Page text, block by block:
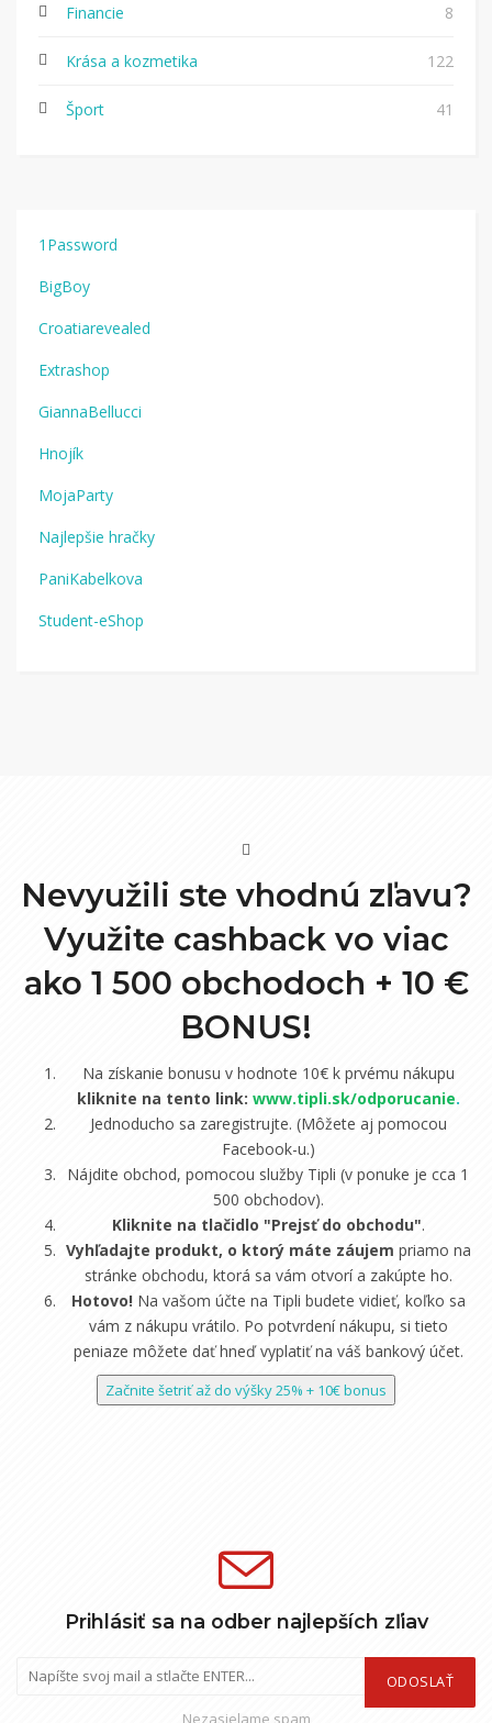
Financie 8
Krása a kozmetika 122
Šport 41
1Password
BigBoy
Croatiarevealed
Extrashop
GiannaBellucci
Hnojík
MojaParty
Najlepšie hračky
PaniKabelkova
Student-eShop
Nevyužili ste vhodnú zľavu?
Využite cashback vo viac
ako 1 500 obchodoch + 10 €
BONUS!
Na získanie bonusu v hodnote 10€ k prvému nákupu
kliknite na tento link: www.tipli.sk/odporucanie.
Jednoducho sa zaregistrujte. (Môžete aj pomocou
Facebook-u.)
Nájdite obchod, pomocou služby Tipli (v ponuke je cca 1
500 obchodov).
Kliknite na tlačidlo "Prejsť do obchodu".
Vyhľadajte produkt, o ktorý máte záujem priamo na
stránke obchodu, ktorá sa vám otvorí a zakúpte ho.
Hotovo! Na vašom účte na Tipli budete vidieť, koľko sa
vám z nákupu vrátilo. Po potvrdení nákupu, si tieto
peniaze môžete dať hneď vyplatiť na váš bankový účet.
Začnite šetriť až do výšky 25% + 10€ bonus
Prihlásiť sa na odber najlepších zľiav
ODOSLAŤ
Nezasielame spam